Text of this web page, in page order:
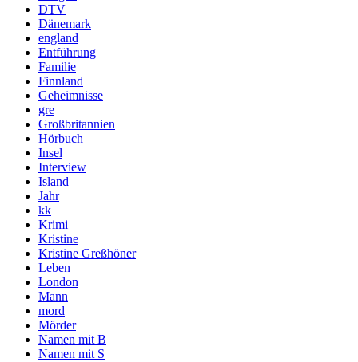
DTV
Dänemark
england
Entführung
Familie
Finnland
Geheimnisse
gre
Großbritannien
Hörbuch
Insel
Interview
Island
Jahr
kk
Krimi
Kristine
Kristine Greßhöner
Leben
London
Mann
mord
Mörder
Namen mit B
Namen mit S